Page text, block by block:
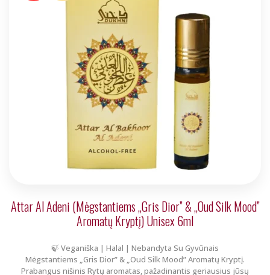
Attar Al Adeni (Mėgstantiems „Gris Dior” & „Oud Silk Mood”
Aromatų Kryptį) Unisex 6ml
🍃 Veganiška | Halal | Nebandyta Su Gyvūnais
Mėgstantiems „Gris Dior” & „Oud Silk Mood” Aromatų Kryptį.
Prabangus nišinis Rytų aromatas, pažadinantis geriausius jūsų